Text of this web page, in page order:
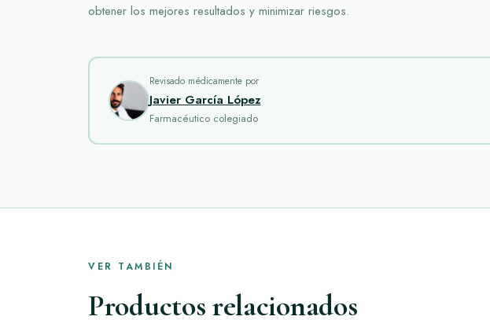
obtener los mejores resultados y minimizar riesgos.
Revisado médicamente por
Javier García López
Farmacéutico colegiado
VER TAMBIÉN
Productos relacionados